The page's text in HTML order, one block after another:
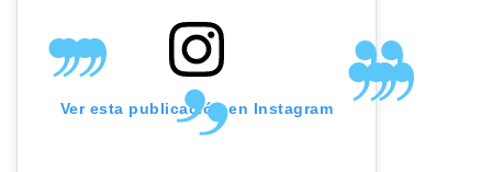
Ver esta publicación en Instagram